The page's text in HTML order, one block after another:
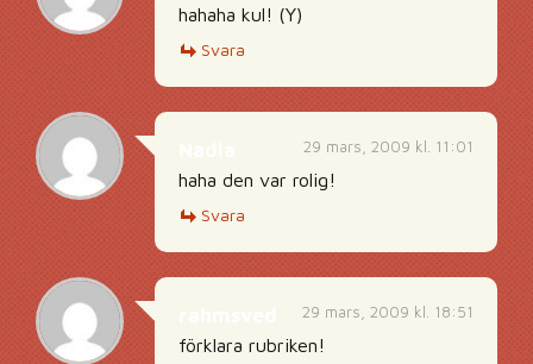
hahaha kul! (Y)
Svara
29 mars, 2009 kl. 11:01
haha den var rolig!
Svara
29 mars, 2009 kl. 18:51
förklara rubriken!